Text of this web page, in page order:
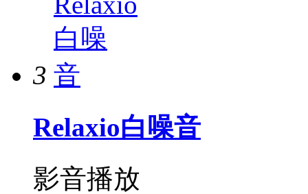
3
Relaxio白噪音
影音播放